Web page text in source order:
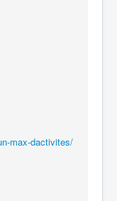
max-dactivites/